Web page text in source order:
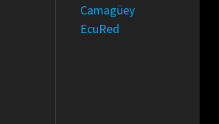
Camagüey
EcuRed